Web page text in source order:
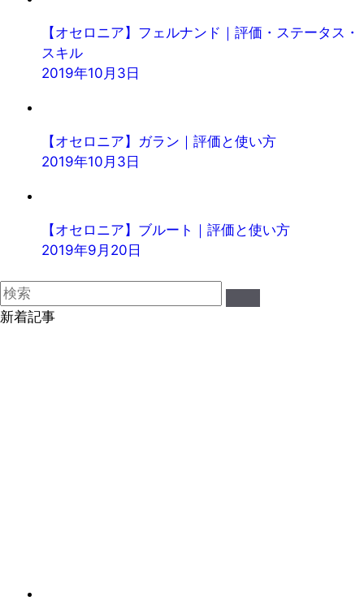
【オセロニア】フェルナンド｜評価・ステータス・
スキル
2019年10月3日
【オセロニア】ガラン｜評価と使い方
2019年10月3日
【オセロニア】ブルート｜評価と使い方
2019年9月20日
新着記事